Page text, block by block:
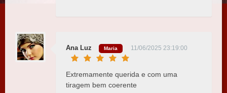
Ana Luz Maria 11/06/2025 23:19:00
Extremamente querida e com uma
tiragem bem coerente